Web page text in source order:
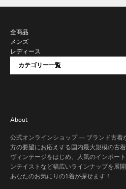
全商品
メンズ
レディース
カテゴリー一覧
About
公式オンラインショップ — ブランド古着
方の要望にお応えする国内最大規模の古着
ヴィンテージをはじめ、人気のインポー
ンテイストなど幅広いラインナップを展開
あなたのお気にりの1着が探せます！